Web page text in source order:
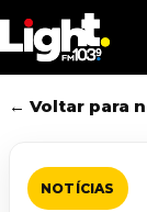
to
main
content
← Voltar para
NOTÍCIAS